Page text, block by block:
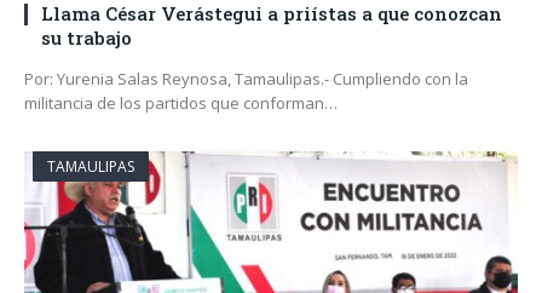
Llama César Verástegui a priístas a que conozcan
su trabajo
Por: Yurenia Salas Reynosa, Tamaulipas.- Cumpliendo con la
militancia de los partidos que conforman…
TAMAULIPAS